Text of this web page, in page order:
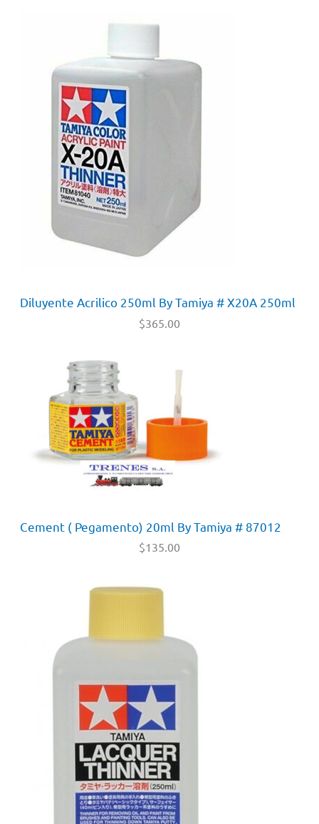
Diluyente Acrilico 250ml By Tamiya # X20A 250ml
$365.00
Cement ( Pegamento) 20ml By Tamiya # 87012
$135.00